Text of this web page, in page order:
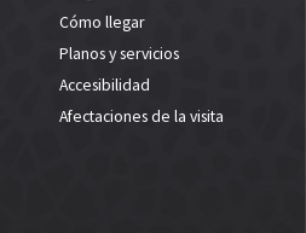
Cómo llegar
Planos y servicios
Accesibilidad
Afectaciones de la visita